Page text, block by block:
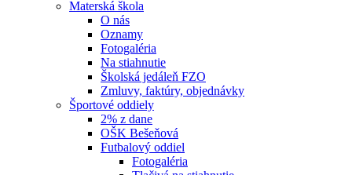
Materská škola
O nás
Oznamy
Fotogaléria
Na stiahnutie
Školská jedáleň FZO
Zmluvy, faktúry, objednávky
Športové oddiely
2% z dane
OŠK Bešeňová
Futbalový oddiel
Fotogaléria